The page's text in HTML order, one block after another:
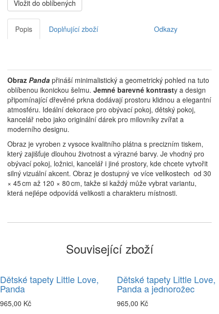
Vložit do oblíbených
Popis Doplňující zboží Odkazy
Obraz Panda přináší minimalistický a geometrický pohled na tuto
oblíbenou ikonickou šelmu. Jemné barevné kontrasty a design
připomínající dřevěné prkna dodávají prostoru klidnou a elegantní
atmosféru. Ideální dekorace pro obývací pokoj, dětský pokoj,
kancelář nebo jako originální dárek pro milovníky zvířat a
moderního designu.
Obraz je vyroben z vysoce kvalitního plátna s precizním tiskem,
který zajišťuje dlouhou životnost a výrazné barvy. Je vhodný pro
obývací pokoj, ložnici, kancelář i jiné prostory, kde chcete vytvořit
silný vizuální akcent. Obraz je dostupný ve více velikostech od 30
× 45 cm až 120 × 80 cm, takže si každý může vybrat variantu,
která nejlépe odpovídá velikosti a charakteru místnosti.
Související zboží
Dětské tapety Little Love,
Panda
965,00 Kč
Dětské tapety Little Love,
Panda a jednorožec
965,00 Kč